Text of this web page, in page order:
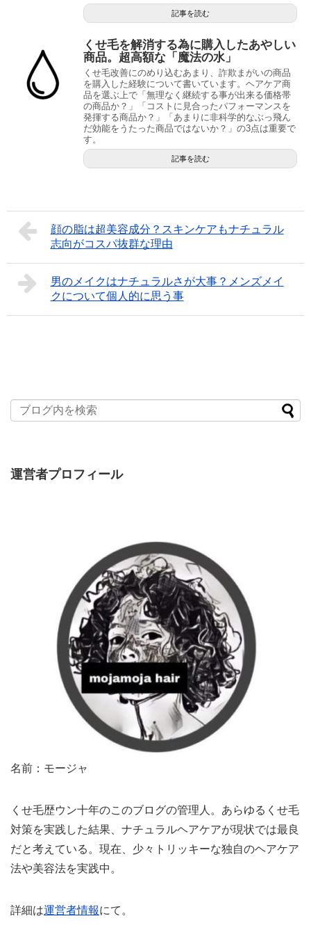
記事を読む
くせ毛を解消する為に購入したあやしい
商品。超高額な「魔法の水」
くせ毛改善にのめり込むあまり、詐欺まがいの商品
を購入した経験について書いています。ヘアケア商
品を選ぶ上で「無理なく継続する事が出来る価格帯
の商品か？」「コストに見合ったパフォーマンスを
発揮する商品か？」「あまりに非科学的なぶっ飛ん
だ効能をうたった商品ではないか？」の3点は重要で
す。
記事を読む
顔の脂は超美容成分？スキンケアもナチュラル
志向がコスパ抜群な理由
男のメイクはナチュラルさが大事？メンズメイ
クについて個人的に思う事
運営者プロフィール
名前：モージャ
くせ毛歴ウン十年のこのブログの管理人。あらゆるくせ毛
対策を実践した結果、ナチュラルヘアケアが現状では最良
だと考えている。現在、少々トリッキーな独自のヘアケア
法や美容法を実践中。
詳細は運営者情報にて。